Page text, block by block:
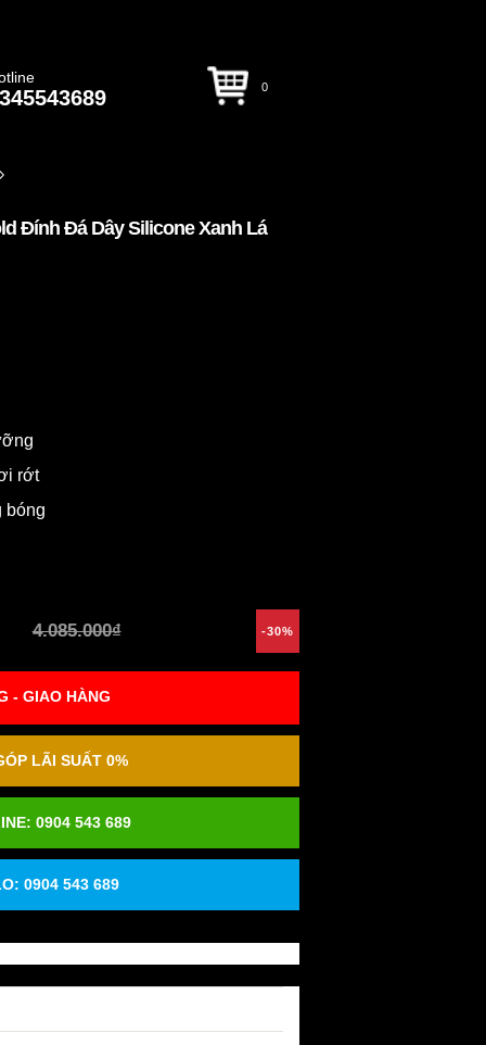
0
Đính Đá Dây Silicone Xanh Lá
rớt
bóng
4.085.000₫ -30%
- GIAO HÀNG
LÃI SUẤT 0%
0904 543 689
0904 543 689